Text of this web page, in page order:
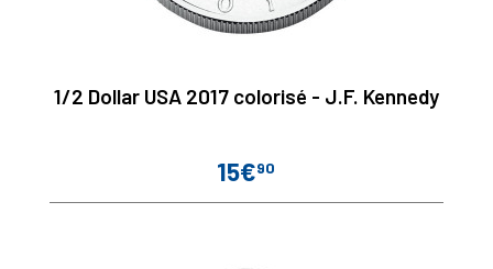
1/2 Dollar USA 2017 colorisé - J.F. Kennedy
Prix
15€90